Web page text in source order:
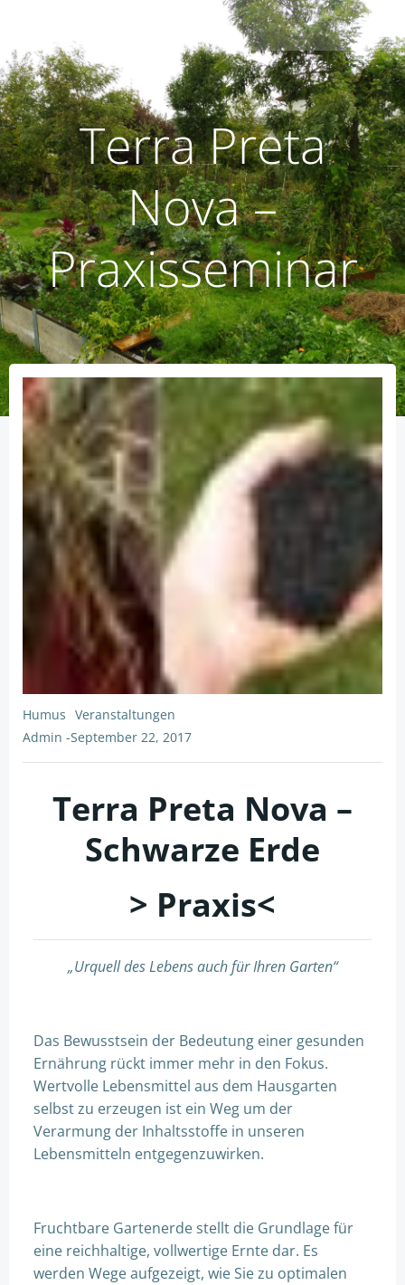
Zum
Inhalt
springen
Terra Preta
Nova –
Praxisseminar
Humus Veranstaltungen
Admin -September 22, 2017
Terra Preta Nova –
Schwarze Erde
> Praxis<
„Urquell des Lebens auch für Ihren Garten“
Das Bewusstsein der Bedeutung einer gesunden
Ernährung rückt immer mehr in den Fokus.
Wertvolle Lebensmittel aus dem Hausgarten
selbst zu erzeugen ist ein Weg um der
Verarmung der Inhaltsstoffe in unseren
Lebensmitteln entgegenzuwirken.
Fruchtbare Gartenerde stellt die Grundlage für
eine reichhaltige, vollwertige Ernte dar. Es
werden Wege aufgezeigt, wie Sie zu optimalen